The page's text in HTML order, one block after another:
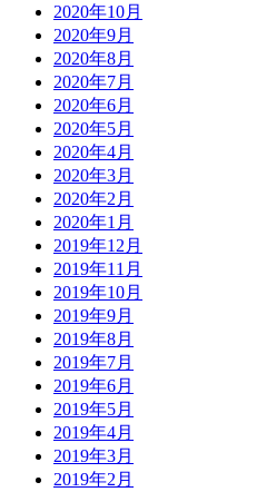
2020年10月
2020年9月
2020年8月
2020年7月
2020年6月
2020年5月
2020年4月
2020年3月
2020年2月
2020年1月
2019年12月
2019年11月
2019年10月
2019年9月
2019年8月
2019年7月
2019年6月
2019年5月
2019年4月
2019年3月
2019年2月